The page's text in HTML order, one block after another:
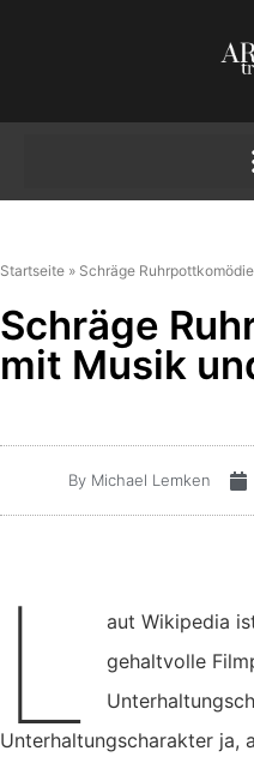
Startseite » Schräge
Schräge
mit Musik
ByMichael Lemken
L
aut Wikipedia
gehaltvolle
Unterhaltungscharakter ja,